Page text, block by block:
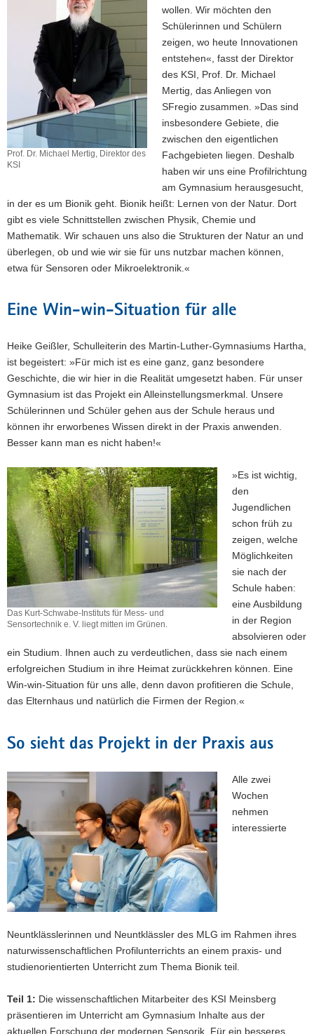
Prof. Dr. Michael Mertig, Direktor des
KSI
wollen. Wir möchten den
Schülerinnen und Schülern
zeigen, wo heute Innovationen
entstehen«, fasst der Direktor
des KSI, Prof. Dr. Michael
Mertig, das Anliegen von
SFregio zusammen. »Das sind
insbesondere Gebiete, die
zwischen den eigentlichen
Fachgebieten liegen. Deshalb
haben wir uns eine Profilrichtung
am Gymnasium herausgesucht,
in der es um Bionik geht. Bionik heißt: Lernen von der Natur. Dort
gibt es viele Schnittstellen zwischen Physik, Chemie und
Mathematik. Wir schauen uns also die Strukturen der Natur an und
überlegen, ob und wie wir sie für uns nutzbar machen können,
etwa für Sensoren oder Mikroelektronik.«
Eine Win-win-Situation für alle
Heike Geißler, Schulleiterin des Martin-Luther-Gymnasiums Hartha,
ist begeistert: »Für mich ist es eine ganz, ganz besondere
Geschichte, die wir hier in die Realität umgesetzt haben. Für unser
Gymnasium ist das Projekt ein Alleinstellungsmerkmal. Unsere
Schülerinnen und Schüler gehen aus der Schule heraus und
können ihr erworbenes Wissen direkt in der Praxis anwenden.
Besser kann man es nicht haben!«
Das Kurt-Schwabe-Instituts für Mess- und
Sensortechnik e. V. liegt mitten im Grünen.
»Es ist wichtig,
den
Jugendlichen
schon früh zu
zeigen, welche
Möglichkeiten
sie nach der
Schule haben:
eine Ausbildung
in der Region
absolvieren oder
ein Studium. Ihnen auch zu verdeutlichen, dass sie nach einem
erfolgreichen Studium in ihre Heimat zurückkehren können. Eine
Win-win-Situation für uns alle, denn davon profitieren die Schule,
das Elternhaus und natürlich die Firmen der Region.«
So sieht das Projekt in der Praxis aus
Alle zwei
Wochen
nehmen
interessierte
Neuntklässlerinnen und Neuntklässler des MLG im Rahmen ihres
naturwissenschaftlichen Profilunterrichts an einem praxis- und
studienorientierten Unterricht zum Thema Bionik teil.
Teil 1: Die wissenschaftlichen Mitarbeiter des KSI Meinsberg
präsentieren im Unterricht am Gymnasium Inhalte aus der
aktuellen Forschung der modernen Sensorik. Für ein besseres